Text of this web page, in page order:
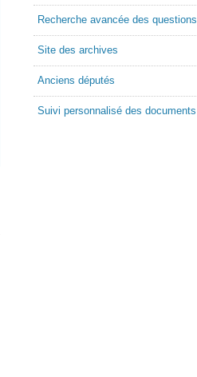
Recherche avancée des questions
Site des archives
Anciens députés
Suivi personnalisé des documents